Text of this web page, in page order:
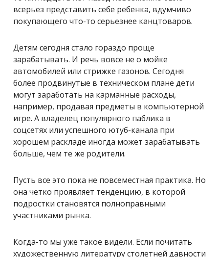
всерьез представить себе ребенка, вдумчиво
покупающего что-то серьезнее канцтоваров.
Детям сегодня стало гораздо проще
зарабатывать. И речь вовсе не о мойке
автомобилей или стрижке газонов. Сегодня
более продвинутые в техническом плане дети
могут заработать на карманные расходы,
например, продавая предметы в компьютерной
игре. А владелец популярного паблика в
соцсетях или успешного ютуб-канала при
хорошем раскладе иногда может зарабатывать
больше, чем те же родители.
Пусть все это пока не повсеместная практика. Но
она четко проявляет тенденцию, в которой
подростки становятся полноправными
участниками рынка.
Когда-то мы уже такое видели. Если почитать
художественную литературу столетней давности